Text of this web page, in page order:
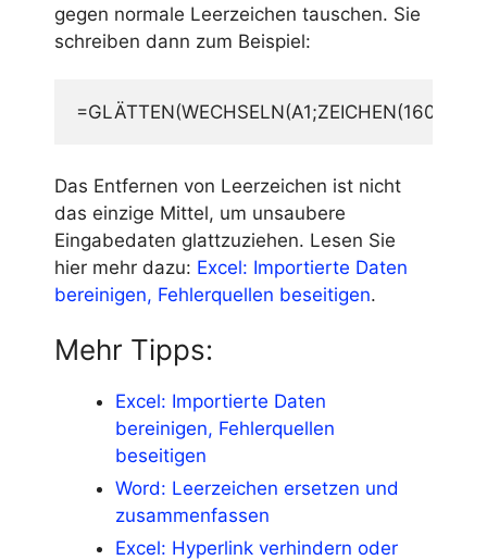
gegen normale Leerzeichen tauschen. Sie
schreiben dann zum Beispiel:
=GLÄTTEN(WECHSELN(A1;ZEICHEN(160);" "))
Das Entfernen von Leerzeichen ist nicht
das einzige Mittel, um unsaubere
Eingabedaten glattzuziehen. Lesen Sie
hier mehr dazu: Excel: Importierte Daten
bereinigen, Fehlerquellen beseitigen.
Mehr Tipps:
Excel: Importierte Daten
bereinigen, Fehlerquellen
beseitigen
Word: Leerzeichen ersetzen und
zusammenfassen
Excel: Hyperlink verhindern oder